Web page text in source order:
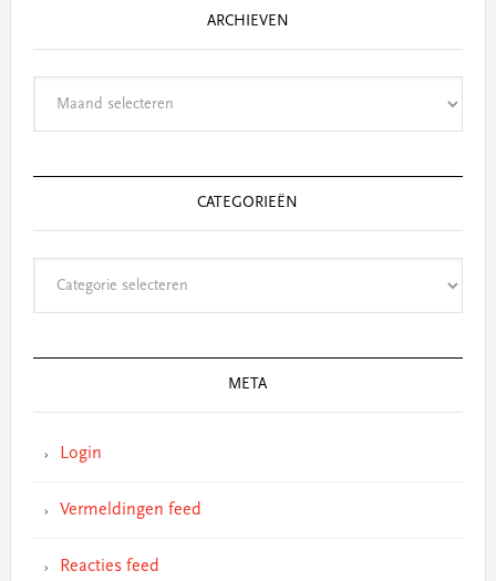
ARCHIEVEN
CATEGORIEËN
META
Login
Vermeldingen feed
Reacties feed